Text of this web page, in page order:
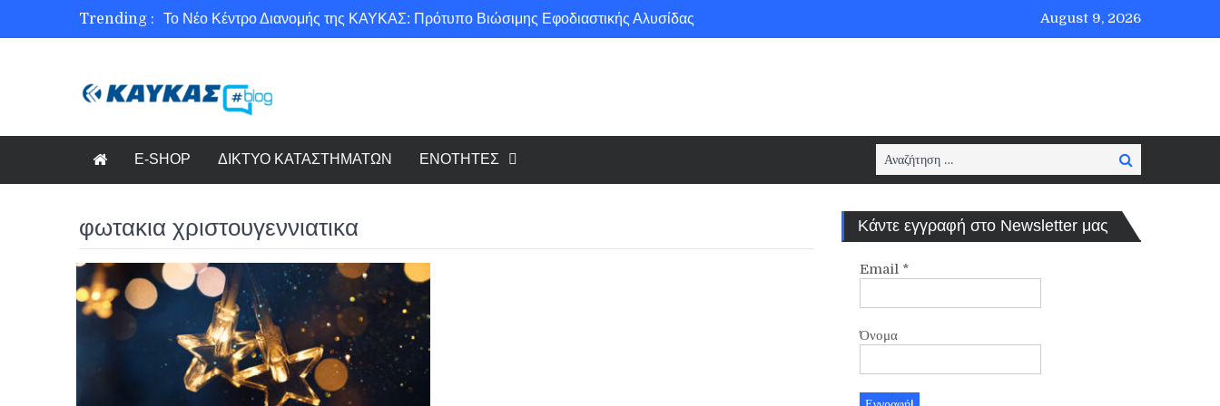
Trending :
Το Νέο Κέντρο Διανομής της ΚΑΥΚΑΣ: Πρότυπο Βιώσιμης Εφοδιαστικής Αλυσίδας
Ασφάλεια στο Διαδίκτυο για όλους!
August 9, 2026
E-SHOP ΔΙΚΤΥΟ ΚΑΤΑΣΤΗΜΑΤΩΝ ΕΝΟΤΗΤΕΣ
Search
for:
Search
φωτακια χριστουγεννιατικα Κάντε εγγραφή στο Newsletter μας
Email *
Όνομα